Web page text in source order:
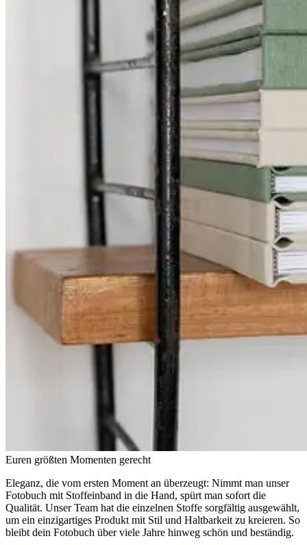
Euren größten Momenten gerecht
Eleganz, die vom ersten Moment an überzeugt: Nimmt man unser
Fotobuch mit Stoffeinband in die Hand, spürt man sofort die
Qualität. Unser Team hat die einzelnen Stoffe sorgfältig ausgewählt,
um ein einzigartiges Produkt mit Stil und Haltbarkeit zu kreieren. So
bleibt dein Fotobuch über viele Jahre hinweg schön und beständig.